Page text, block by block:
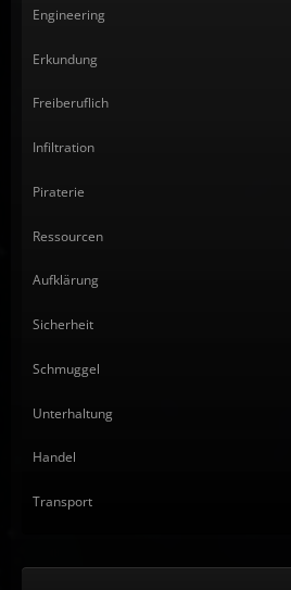
Engineering
Erkundung
Freiberuflich
Infiltration
Piraterie
Ressourcen
Aufklärung
Sicherheit
Schmuggel
Unterhaltung
Handel
Transport